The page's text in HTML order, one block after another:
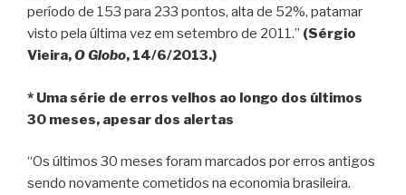
período de 153 para 233 pontos, alta de 52%, patamar
visto pela última vez em setembro de 2011.” (Sérgio
Vieira,O Globo, 14/6/2013.)
* Uma série de erros velhos ao longo dos últimos
30 meses, apesar dos alertas
“Os últimos 30 meses foram marcados por erros antigos
sendo novamente cometidos na economia brasileira.